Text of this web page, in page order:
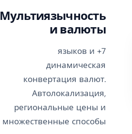
и валюты
7+ языков и
динамическая
конвертация валют.
Автолокализация,
региональные цены и
множественные способы